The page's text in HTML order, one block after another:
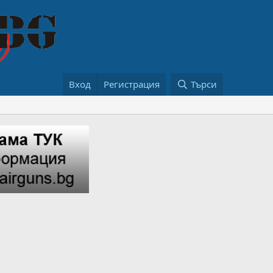
Вход Регистрация Търси